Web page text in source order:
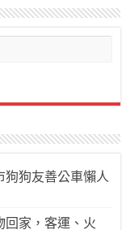
狗狗友善公車懶人
回家，客運、火